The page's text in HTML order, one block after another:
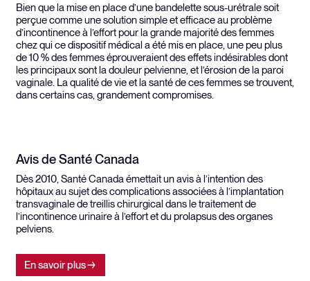
Bien que la mise en place d’une bandelette sous-urétrale soit
perçue comme une solution simple et efficace au problème
d’incontinence à l’effort pour la grande majorité des femmes
chez qui ce dispositif médical a été mis en place, une peu plus
de 10 % des femmes éprouveraient des effets indésirables dont
les principaux sont la douleur pelvienne, et l’érosion de la paroi
vaginale. La qualité de vie et la santé de ces femmes se trouvent,
dans certains cas, grandement compromises.
Avis de Santé Canada
Dès 2010, Santé Canada émettait un avis à l’intention des
hôpitaux au sujet des complications associées à l’implantation
transvaginale de treillis chirurgical dans le traitement de
l’incontinence urinaire à l’effort et du prolapsus des organes
pelviens.
En savoir plus